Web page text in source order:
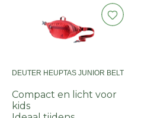
DEUTER HEUPTAS JUNIOR BELT
Compact en licht voor
kids